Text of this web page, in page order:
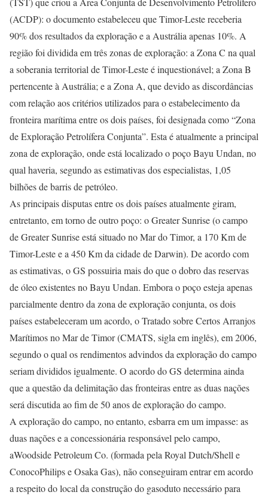
(ACDP): o documento estabeleceu que Timor-Leste receberia
90% dos resultados da exploração e a Austrália apenas 10%. A
região foi dividida em três zonas de exploração: a Zona C na qual
a soberania territorial de Timor-Leste é inquestionável; a Zona B
pertencente à Austrália; e a Zona A, que devido as discordâncias
com relação aos critérios utilizados para o estabelecimento da
fronteira marítima entre os dois países, foi designada como “Zona
de Exploração Petrolífera Conjunta”. Esta é atualmente a principal
zona de exploração, onde está localizado o poço Bayu Undan, no
qual haveria, segundo as estimativas dos especialistas, 1,05
bilhões de barris de petróleo.
As principais disputas entre os dois países atualmente giram,
entretanto, em torno de outro poço: o Greater Sunrise (o campo
de Greater Sunrise está situado no Mar do Timor, a 170 Km de
Timor-Leste e a 450 Km da cidade de Darwin). De acordo com
as estimativas, o GS possuiria mais do que o dobro das reservas
de óleo existentes no Bayu Undan. Embora o poço esteja apenas
parcialmente dentro da zona de exploração conjunta, os dois
países estabeleceram um acordo, o Tratado sobre Certos Arranjos
Marítimos no Mar de Timor (CMATS, sigla em inglês), em 2006,
segundo o qual os rendimentos advindos da exploração do campo
seriam divididos igualmente. O acordo do GS determina ainda
que a questão da delimitação das fronteiras entre as duas nações
será discutida ao fim de 50 anos de exploração do campo.
A exploração do campo, no entanto, esbarra em um impasse: as
duas nações e a concessionária responsável pelo campo,
aWoodside Petroleum Co. (formada pela Royal Dutch/Shell e
ConocoPhilips e Osaka Gas), não conseguiram entrar em acordo
a respeito do local da construção do gasoduto necessário para